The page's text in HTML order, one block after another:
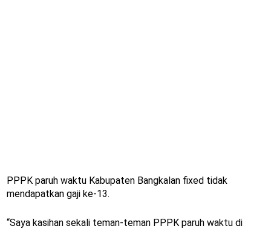
PPPK paruh waktu Kabupaten Bangkalan fixed tidak
mendapatkan gaji ke-13.
“Saya kasihan sekali teman-teman PPPK paruh waktu di